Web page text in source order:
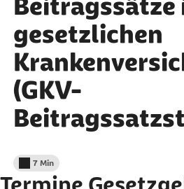
Beitragssätze
gesetzlichen
(GKV-
Lesedauer weniger als
7 Min